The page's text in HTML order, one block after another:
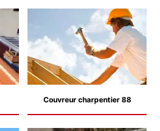
Couvreur charpentier 88